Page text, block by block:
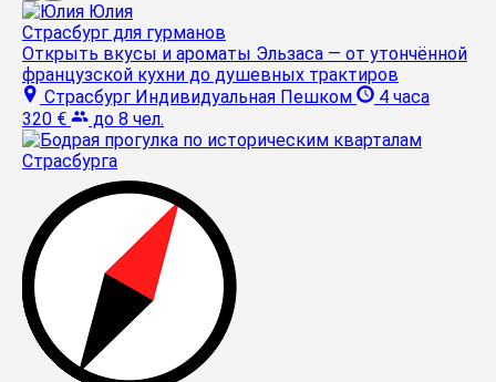
Юлия
Страсбург для гурманов
Открыть вкусы и ароматы Эльзаса — от утончённой
французской кухни до душевных трактиров
Страсбург Индивидуальная Пешком
4 часа
320 €
до 8 чел.